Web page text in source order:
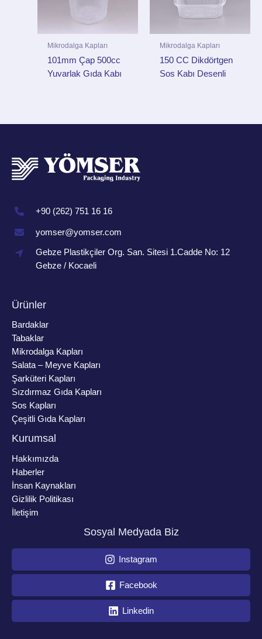
Mikrodalga Kapları
101mm Çap 500cc
Yuvarlak Gıda Kabı
Mikrodalga Kapları
150 CC Dikdörtgen
Sos Kabı Desenli
+90 (262) 751 16 16
yomser@yomser.com
Gebze Plastikçiler Org. San. Sitesi 1.Cadde No: 12
Gebze / Kocaeli
Ürünler
Bardaklar
Tabaklar
Mikrodalga Kapları
Salata – Meyve Kapları
Şarküteri Kapları
Sızdırmaz Gıda Kapları
Sos Kapları
Çeşitli Gıda Kapları
Kurumsal
Hakkımızda
Haberler
İnsan Kaynakları
Gizlilik Politikası
İletişim
Sosyal Medyada Biz
Instagram
Facebook
Linkedin